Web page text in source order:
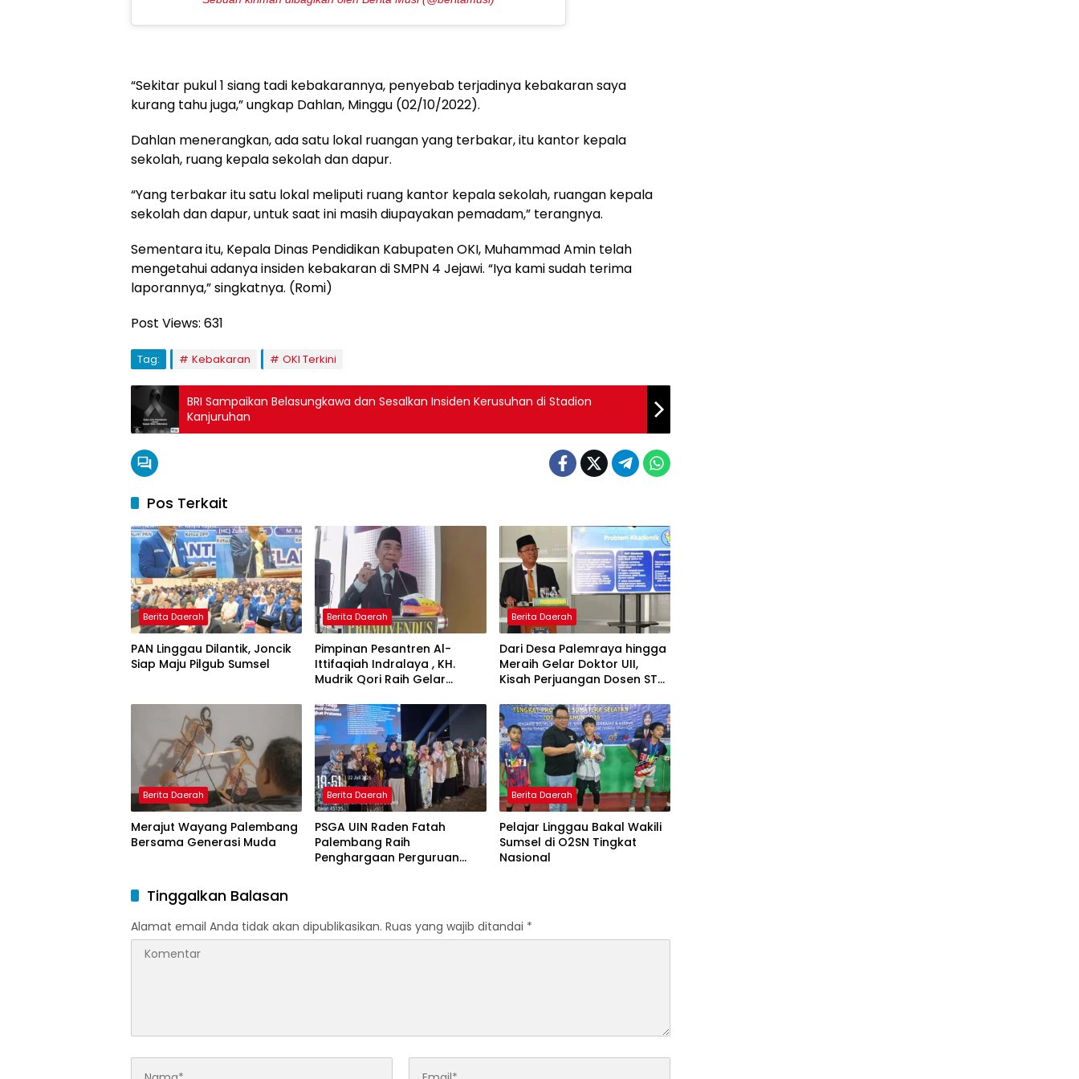
“Sekitar pukul 1 siang tadi kebakarannya, penyebab terjadinya kebakaran saya
kurang tahu juga,” ungkap Dahlan, Minggu (02/10/2022).
Dahlan menerangkan, ada satu lokal ruangan yang terbakar, itu kantor kepala
sekolah, ruang kepala sekolah dan dapur.
“Yang terbakar itu satu lokal meliputi ruang kantor kepala sekolah, ruangan kepala
sekolah dan dapur, untuk saat ini masih diupayakan pemadam,” terangnya.
Sementara itu, Kepala Dinas Pendidikan Kabupaten OKI, Muhammad Amin telah
mengetahui adanya insiden kebakaran di SMPN 4 Jejawi. “Iya kami sudah terima
laporannya,” singkatnya. (Romi)
Post Views: 631
Tag: Kebakaran OKI Terkini
BRI Sampaikan Belasungkawa dan Sesalkan Insiden Kerusuhan di Stadion
Kanjuruhan
Pos Terkait
Berita Daerah
PAN Linggau Dilantik, Joncik
Siap Maju Pilgub Sumsel
Berita Daerah
Pimpinan Pesantren Al-
Ittifaqiah Indralaya , KH.
Mudrik Qori Raih Gelar
Model Pembelajaran
Nagham Al-Qur’an di UMM
Berita Daerah
Dari Desa Palemraya hingga
Meraih Gelar Doktor UII,
Kisah Perjuangan Dosen STAI
Menjadi Driver Taksi Online
Berita Daerah
Merajut Wayang Palembang
Bersama Generasi Muda
Berita Daerah
PSGA UIN Raden Fatah
Palembang Raih
Penghargaan Perguruan
Berita Daerah
Pelajar Linggau Bakal Wakili
Sumsel di O2SN Tingkat
Nasional
Tinggalkan Balasan
Alamat email Anda tidak akan dipublikasikan. Ruas yang wajib ditandai *